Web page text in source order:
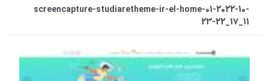
screencapture-studiaretheme-ir-el-home-01-2022-10-
23-22_17_11